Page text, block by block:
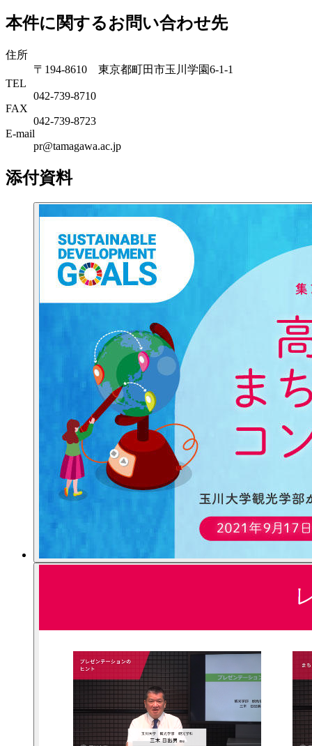
本件に関するお問い合わせ先
住所
〒194-8610 東京都町田市玉川学園6-1-1
TEL
042-739-8710
FAX
042-739-8723
E-mail
pr@tamagawa.ac.jp
添付資料